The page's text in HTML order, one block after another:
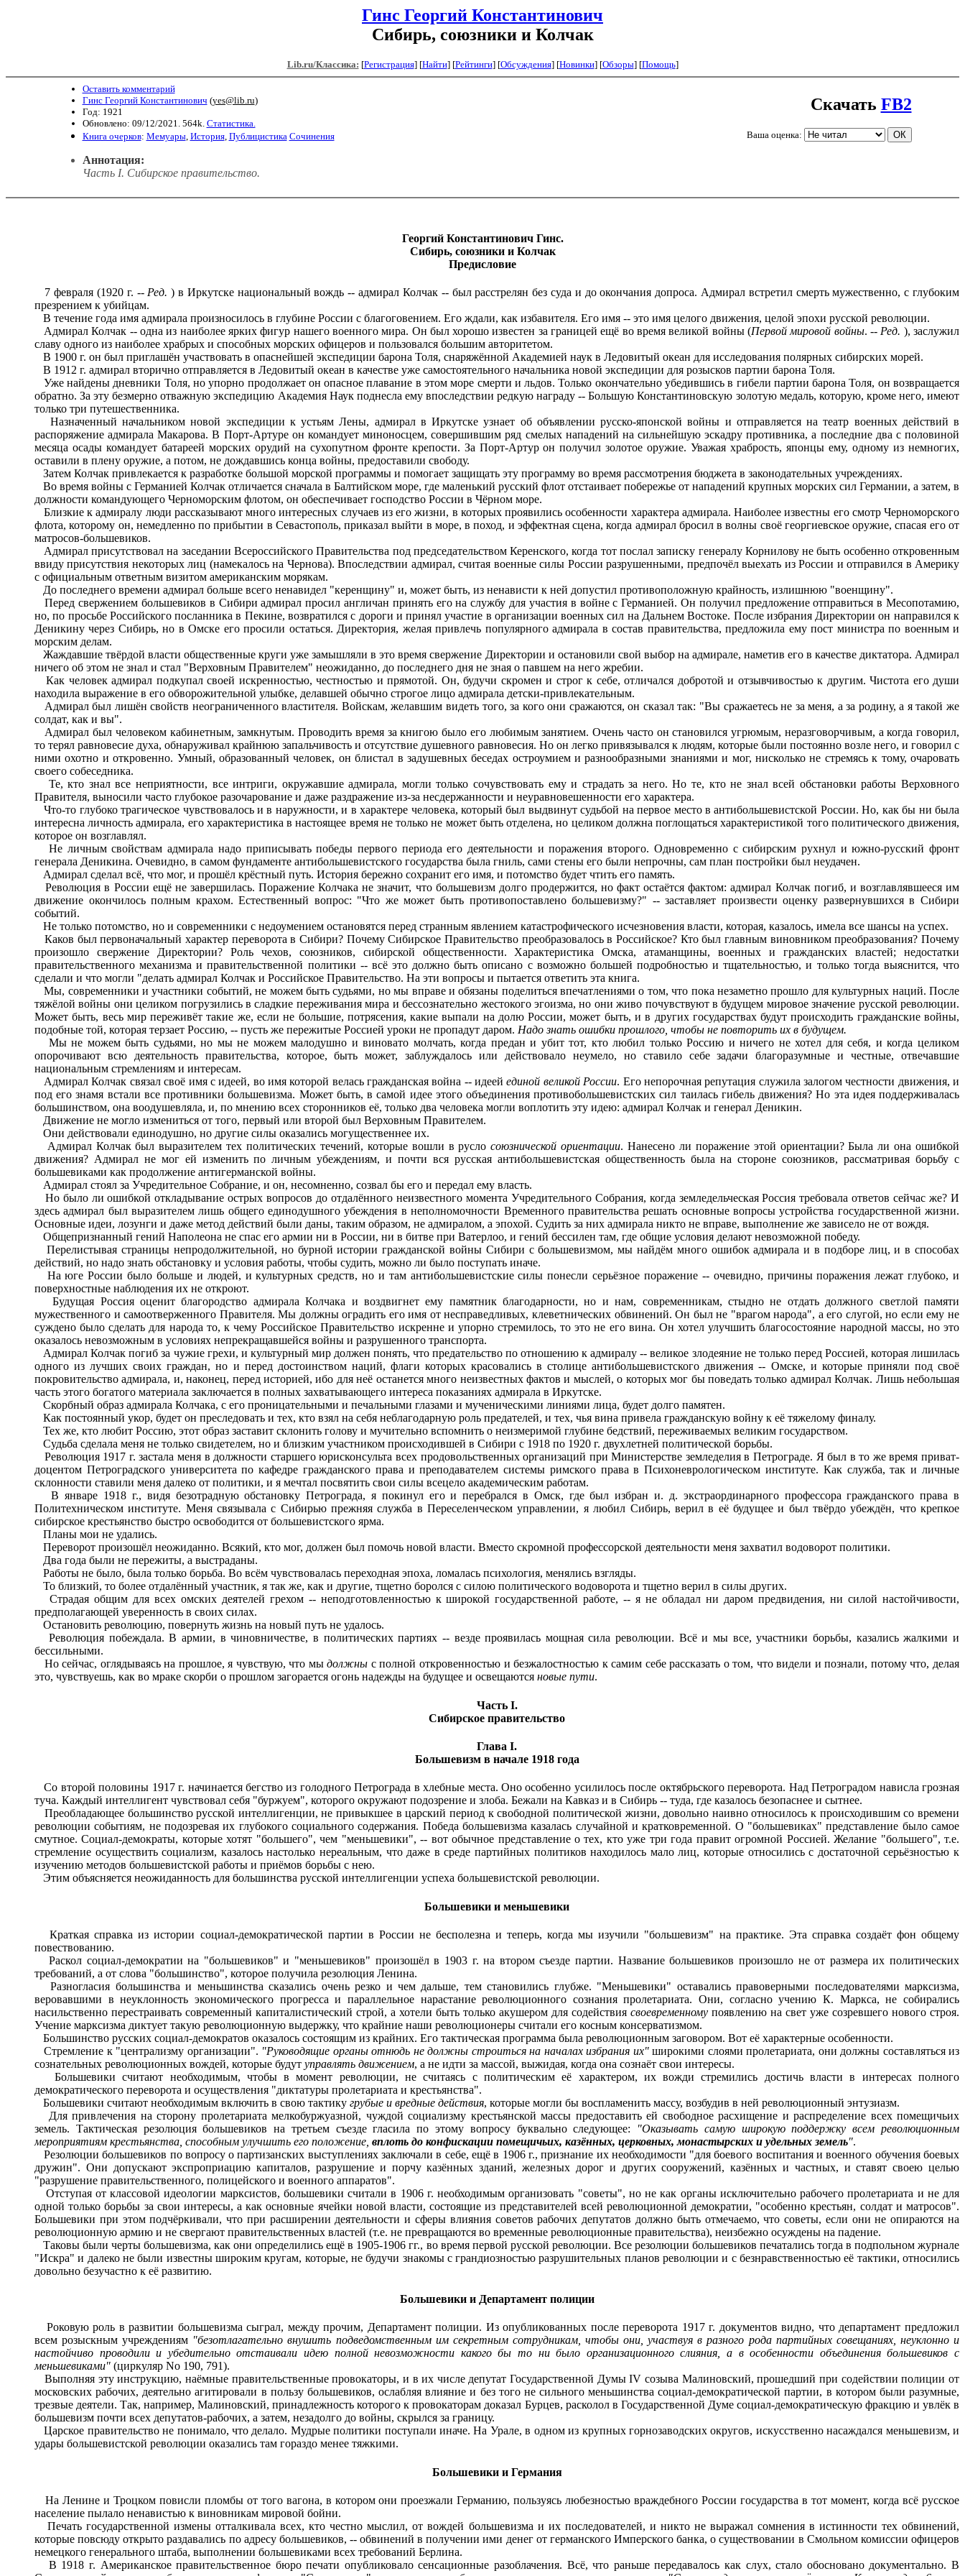
Гинс Георгий Константинович
Сибирь, союзники и Колчак
Lib.ru/Классика: [Регистрация] [Найти] [Рейтинги] [Обсуждения] [Новинки] [Обзоры] [Помощь]
Оставить комментарий
Гинс Георгий Константинович (yes@lib.ru)
Год: 1921
Обновлено: 09/12/2021. 564k. Статистика.
Книга очерков: Мемуары, История, Публицистика Сочинения
Скачать FB2
Ваша оценка:
Аннотация:
Часть I. Сибирское правительство.
Георгий Константинович Гинс.
Сибирь, союзники и Колчак
Предисловие
7 февраля (1920 г. --Ред. ) в Иркутске национальный вождь -- адмирал Колчак -- был расстрелян без суда и до окончания допроса. Адмирал встретил смерть мужественно, с глубоким
презрением к убийцам.
В течение года имя адмирала произносилось в глубине России с благоговением. Его ждали, как избавителя. Его имя -- это имя целого движения, целой эпохи русской революции.
Адмирал Колчак -- одна из наиболее ярких фигур нашего военного мира. Он был хорошо известен за границей ещё во время великой войны (Первой мировой войны. --Ред. ), заслужил
славу одного из наиболее храбрых и способных морских офицеров и пользовался большим авторитетом.
В 1900 г. он был приглашён участвовать в опаснейшей экспедиции барона Толя, снаряжённой Академией наук в Ледовитый океан для исследования полярных сибирских морей.
В 1912 г. адмирал вторично отправляется в Ледовитый океан в качестве уже самостоятельного начальника новой экспедиции для розысков партии барона Толя.
Уже найдены дневники Толя, но упорно продолжает он опасное плавание в этом море смерти и льдов. Только окончательно убедившись в гибели партии барона Толя, он возвращается
обратно. За эту безмерно отважную экспедицию Академия Наук поднесла ему впоследствии редкую награду -- Большую Константиновскую золотую медаль, которую, кроме него, имеют
только три путешественника.
Назначенный начальником новой экспедиции к устьям Лены, адмирал в Иркутске узнает об объявлении русско-японской войны и отправляется на театр военных действий в
распоряжение адмирала Макарова. В Порт-Артуре он командует миноносцем, совершившим ряд смелых нападений на сильнейшую эскадру противника, а последние два с половиной
месяца осады командует батареей морских орудий на сухопутном фронте крепости. За Порт-Артур он получил золотое оружие. Уважая храбрость, японцы ему, одному из немногих,
оставили в плену оружие, а потом, не дождавшись конца войны, предоставили свободу.
Затем Колчак привлекается к разработке большой морской программы и помогает защищать эту программу во время рассмотрения бюджета в законодательных учреждениях.
Во время войны с Германией Колчак отличается сначала в Балтийском море, где маленький русский флот отстаивает побережье от нападений крупных морских сил Германии, а затем, в
должности командующего Черноморским флотом, он обеспечивает господство России в Чёрном море.
Близкие к адмиралу люди рассказывают много интересных случаев из его жизни, в которых проявились особенности характера адмирала. Наиболее известны его смотр Черноморского
флота, которому он, немедленно по прибытии в Севастополь, приказал выйти в море, в поход, и эффектная сцена, когда адмирал бросил в волны своё георгиевское оружие, спасая его от
матросов-большевиков.
Адмирал присутствовал на заседании Всероссийского Правительства под председательством Керенского, когда тот послал записку генералу Корнилову не быть особенно откровенным
ввиду присутствия некоторых лиц (намекалось на Чернова). Впоследствии адмирал, считая военные силы России разрушенными, предпочёл выехать из России и отправился в Америку
с официальным ответным визитом американским морякам.
До последнего времени адмирал больше всего ненавидел "керенщину" и, может быть, из ненависти к ней допустил противоположную крайность, излишнюю "военщину".
Перед свержением большевиков в Сибири адмирал просил англичан принять его на службу для участия в войне с Германией. Он получил предложение отправиться в Месопотамию,
но, по просьбе Российского посланника в Пекине, возвратился с дороги и принял участие в организации военных сил на Дальнем Востоке. После избрания Директории он направился к
Деникину через Сибирь, но в Омске его просили остаться. Директория, желая привлечь популярного адмирала в состав правительства, предложила ему пост министра по военным и
морским делам.
Жаждавшие твёрдой власти общественные круги уже замышляли в это время свержение Директории и остановили свой выбор на адмирале, наметив его в качестве диктатора. Адмирал
ничего об этом не знал и стал "Верховным Правителем" неожиданно, до последнего дня не зная о павшем на него жребии.
Как человек адмирал подкупал своей искренностью, честностью и прямотой. Он, будучи скромен и строг к себе, отличался добротой и отзывчивостью к другим. Чистота его души
находила выражение в его обворожительной улыбке, делавшей обычно строгое лицо адмирала детски-привлекательным.
Адмирал был лишён свойств неограниченного властителя. Войскам, желавшим видеть того, за кого они сражаются, он сказал так: "Вы сражаетесь не за меня, а за родину, а я такой же
солдат, как и вы".
Адмирал был человеком кабинетным, замкнутым. Проводить время за книгою было его любимым занятием. Очень часто он становился угрюмым, неразговорчивым, а когда говорил,
то терял равновесие духа, обнаруживал крайнюю запальчивость и отсутствие душевного равновесия. Но он легко привязывался к людям, которые были постоянно возле него, и говорил с
ними охотно и откровенно. Умный, образованный человек, он блистал в задушевных беседах остроумием и разнообразными знаниями и мог, нисколько не стремясь к тому, очаровать
своего собеседника.
Те, кто знал все неприятности, все интриги, окружавшие адмирала, могли только сочувствовать ему и страдать за него. Но те, кто не знал всей обстановки работы Верховного
Правителя, выносили часто глубокое разочарование и даже раздражение из-за несдержанности и неуравновешенности его характера.
Что-то глубоко трагическое чувствовалось и в наружности, и в характере человека, который был выдвинут судьбой на первое место в антибольшевистской России. Но, как бы ни была
интересна личность адмирала, его характеристика в настоящее время не только не может быть отделена, но целиком должна поглощаться характеристикой того политического движения,
которое он возглавлял.
Не личным свойствам адмирала надо приписывать победы первого периода его деятельности и поражения второго. Одновременно с сибирским рухнул и южно-русский фронт
генерала Деникина. Очевидно, в самом фундаменте антибольшевистского государства была гниль, сами стены его были непрочны, сам план постройки был неудачен.
Адмирал сделал всё, что мог, и прошёл крёстный путь. История бережно сохранит его имя, и потомство будет чтить его память.
Революция в России ещё не завершилась. Поражение Колчака не значит, что большевизм долго продержится, но факт остаётся фактом: адмирал Колчак погиб, и возглавлявшееся им
движение окончилось полным крахом. Естественный вопрос: "Что же может быть противопоставлено большевизму?" -- заставляет произвести оценку развернувшихся в Сибири
событий.
Не только потомство, но и современники с недоумением остановятся перед странным явлением катастрофического исчезновения власти, которая, казалось, имела все шансы на успех.
Каков был первоначальный характер переворота в Сибири? Почему Сибирское Правительство преобразовалось в Российское? Кто был главным виновником преобразования? Почему
произошло свержение Директории? Роль чехов, союзников, сибирской общественности. Характеристика Омска, атаманщины, военных и гражданских властей; недостатки
правительственного механизма и правительственной политики -- всё это должно быть описано с возможно большей подробностью и тщательностью, и только тогда выяснится, что
сделали и что могли "делать адмирал Колчак и Российское Правительство. На эти вопросы и пытается ответить эта книга.
Мы, современники и участники событий, не можем быть судьями, но мы вправе и обязаны поделиться впечатлениями о том, что пока незаметно прошло для культурных наций. После
тяжёлой войны они целиком погрузились в сладкие переживания мира и бессознательно жестокого эгоизма, но они живо почувствуют в будущем мировое значение русской революции.
Может быть, весь мир переживёт такие же, если не большие, потрясения, какие выпали на долю России, может быть, и в других государствах будут происходить гражданские войны,
подобные той, которая терзает Россию, -- пусть же пережитые Россией уроки не пропадут даром. Надо знать ошибки прошлого, чтобы не повторить их в будущем.
Мы не можем быть судьями, но мы не можем малодушно и виновато молчать, когда предан и убит тот, кто любил только Россию и ничего не хотел для себя, и когда целиком
опорочивают всю деятельность правительства, которое, быть может, заблуждалось или действовало неумело, но ставило себе задачи благоразумные и честные, отвечавшие
национальным стремлениям и интересам.
Адмирал Колчак связал своё имя с идеей, во имя которой велась гражданская война -- идеейединой великой России. Его непорочная репутация служила залогом честности движения, и
под его знамя встали все противники большевизма. Может быть, в самой идее этого объединения противобольшевистских сил таилась гибель движения? Но эта идея поддерживалась
большинством, она воодушевляла, и, по мнению всех сторонников её, только два человека могли воплотить эту идею: адмирал Колчак и генерал Деникин.
Движение не могло измениться от того, первый или второй был Верховным Правителем.
Они действовали единодушно, но другие силы оказались могущественнее их.
Адмирал Колчак был выразителем тех политических течений, которые вошли в руслосоюзнической ориентации. Нанесено ли поражение этой ориентации? Была ли она ошибкой
движения? Адмирал не мог ей изменить по личным убеждениям, и почти вся русская антибольшевистская общественность была на стороне союзников, рассматривая борьбу с
большевиками как продолжение антигерманской войны.
Адмирал стоял за Учредительное Собрание, и он, несомненно, созвал бы его и передал ему власть.
Но было ли ошибкой откладывание острых вопросов до отдалённого неизвестного момента Учредительного Собрания, когда земледельческая Россия требовала ответов сейчас же? И
здесь адмирал был выразителем лишь общего единодушного убеждения в неполномочности Временного правительства решать основные вопросы устройства государственной жизни.
Основные идеи, лозунги и даже метод действий были даны, таким образом, не адмиралом, а эпохой. Судить за них адмирала никто не вправе, выполнение же зависело не от вождя.
Общепризнанный гений Наполеона не спас его армии ни в России, ни в битве при Ватерлоо, и гений бессилен там, где общие условия делают невозможной победу.
Перелистывая страницы непродолжительной, но бурной истории гражданской войны Сибири с большевизмом, мы найдём много ошибок адмирала и в подборе лиц, и в способах
действий, но надо знать обстановку и условия работы, чтобы судить, можно ли было поступать иначе.
На юге России было больше и людей, и культурных средств, но и там антибольшевистские силы понесли серьёзное поражение -- очевидно, причины поражения лежат глубоко, и
поверхностные наблюдения их не откроют.
Будущая Россия оценит благородство адмирала Колчака и воздвигнет ему памятник благодарности, но и нам, современникам, стыдно не отдать должного светлой памяти
мужественного и самоотверженного Правителя. Мы должны оградить его имя от несправедливых, клеветнических обвинений. Он был не "врагом народа", а его слугой, но если ему не
суждено было сделать для народа то, к чему Российское Правительство искренне и упорно стремилось, то это не его вина. Он хотел улучшить благосостояние народной массы, но это
оказалось невозможным в условиях непрекращавшейся войны и разрушенного транспорта.
Адмирал Колчак погиб за чужие грехи, и культурный мир должен понять, что предательство по отношению к адмиралу -- великое злодеяние не только перед Россией, которая лишилась
одного из лучших своих граждан, но и перед достоинством наций, флаги которых красовались в столице антибольшевистского движения -- Омске, и которые приняли под своё
покровительство адмирала, и, наконец, перед историей, ибо для неё останется много неизвестных фактов и мыслей, о которых мог бы поведать только адмирал Колчак. Лишь небольшая
часть этого богатого материала заключается в полных захватывающего интереса показаниях адмирала в Иркутске.
Скорбный образ адмирала Колчака, с его проницательными и печальными глазами и мученическими линиями лица, будет долго памятен.
Как постоянный укор, будет он преследовать и тех, кто взял на себя неблагодарную роль предателей, и тех, чья вина привела гражданскую войну к её тяжелому финалу.
Тех же, кто любит Россию, этот образ заставит склонить голову и мучительно вспомнить о неизмеримой глубине бедствий, переживаемых великим государством.
Судьба сделала меня не только свидетелем, но и близким участником происходившей в Сибири с 1918 по 1920 г. двухлетней политической борьбы.
Революция 1917 г. застала меня в должности старшего юрисконсульта всех продовольственных организаций при Министерстве земледелия в Петрограде. Я был в то же время приват-
доцентом Петроградского университета по кафедре гражданского права и преподавателем системы римского права в Психоневрологическом институте. Как служба, так и личные
склонности ставили меня далеко от политики, и я мечтал посвятить свои силы всецело академическим работам.
В январе 1918 г., видя безотрадную обстановку Петрограда, я покинул его и перебрался в Омск, где был избран и. д. экстраординарного профессора гражданского права в
Политехническом институте. Меня связывала с Сибирью прежняя служба в Переселенческом управлении, я любил Сибирь, верил в её будущее и был твёрдо убеждён, что крепкое
сибирское крестьянство быстро освободится от большевистского ярма.
Планы мои не удались.
Переворот произошёл неожиданно. Всякий, кто мог, должен был помочь новой власти. Вместо скромной профессорской деятельности меня захватил водоворот политики.
Два года были не пережиты, а выстраданы.
Работы не было, была только борьба. Во всём чувствовалась переходная эпоха, ломалась психология, менялись взгляды.
То близкий, то более отдалённый участник, я так же, как и другие, тщетно боролся с силою политического водоворота и тщетно верил в силы других.
Страдая общим для всех омских деятелей грехом -- неподготовленностью к широкой государственной работе, -- я не обладал ни даром предвидения, ни силой настойчивости,
предполагающей уверенность в своих силах.
Остановить революцию, повернуть жизнь на новый путь не удалось.
Революция побеждала. В армии, в чиновничестве, в политических партиях -- везде проявилась мощная сила революции. Всё и мы все, участники борьбы, казались жалкими и
бессильными.
Но сейчас, оглядываясь на прошлое, я чувствую, что мыдолжны с полной откровенностью и безжалостностью к самим себе рассказать о том, что видели и познали, потому что, делая
это, чувствуешь, как во мраке скорби о прошлом загорается огонь надежды на будущее и освещаются новые пути.
Часть I.
Сибирское правительство
Глава I.
Большевизм в начале 1918 года
Со второй половины 1917 г. начинается бегство из голодного Петрограда в хлебные места. Оно особенно усилилось после октябрьского переворота. Над Петроградом нависла грозная
туча. Каждый интеллигент чувствовал себя "буржуем", которого окружают подозрение и злоба. Бежали на Кавказ и в Сибирь -- туда, где казалось безопаснее и сытнее.
Преобладающее большинство русской интеллигенции, не привыкшее в царский период к свободной политической жизни, довольно наивно относилось к происходившим со времени
революции событиям, не подозревая их глубокого социального содержания. Победа большевизма казалась случайной и кратковременной. О "большевиках" представление было самое
смутное. Социал-демократы, которые хотят "большего", чем "меньшевики", -- вот обычное представление о тех, кто уже три года правит огромной Россией. Желание "большего", т.е.
стремление осуществить социализм, казалось настолько нереальным, что даже в среде партийных политиков находилось мало лиц, которые относились с достаточной серьёзностью к
изучению методов большевистской работы и приёмов борьбы с нею.
Этим объясняется неожиданность для большинства русской интеллигенции успеха большевистской революции.
Большевики и меньшевики
Краткая справка из истории социал-демократической партии в России не бесполезна и теперь, когда мы изучили "большевизм" на практике. Эта справка создаёт фон общему
повествованию.
Раскол социал-демократии на "большевиков" и "меньшевиков" произошёл в 1903 г. на втором съезде партии. Название большевиков произошло не от размера их политических
требований, а от слова "большинство", которое получила резолюция Ленина.
Разногласия большинства и меньшинства сказались очень резко и чем дальше, тем становились глубже. "Меньшевики" оставались правоверными последователями марксизма,
веровавшими в неуклонность экономического прогресса и параллельное нарастание революционного сознания пролетариата. Они, согласно учению К. Маркса, не собирались
насильственно перестраивать современный капиталистический строй, а хотели быть только акушером для содействия своевременному появлению на свет уже созревшего нового строя.
Учение марксизма диктует такую революционную выдержку, что крайние наши революционеры считали его косным консерватизмом.
Большинство русских социал-демократов оказалось состоящим из крайних. Его тактическая программа была революционным заговором. Вот её характерные особенности.
Стремление к "централизму организации". "Руководящие органы отнюдь не должны строиться на началах избрания их"широкими слоями пролетариата, они должны составляться из
сознательных революционных вождей, которые будут управлять движением, а не идти за массой, выжидая, когда она сознаёт свои интересы.
Большевики считают необходимым, чтобы в момент революции, не считаясь с политическим её характером, их вожди стремились достичь власти в интересах полного
демократического переворота и осуществления "диктатуры пролетариата и крестьянства".
Большевики считают необходимым включить в свою тактику грубые и вредные действия, которые могли бы воспламенить массу, возбудив в ней революционный энтузиазм.
Для привлечения на сторону пролетариата мелкобуржуазной, чуждой социализму крестьянской массы предоставить ей свободное расхищение и распределение всех помещичьих
земель. Тактическая резолюция большевиков на третьем съезде гласила по этому вопросу буквально следующее:
"Оказывать самую широкую поддержку всем революционным
мероприятиям крестьянства, способным улучшить его положение, вплоть до конфискации помещичьих, казённых, церковных, монастырских и удельных земель".
Резолюции большевиков по вопросу о партизанских выступлениях заключали в себе, ещё в 1906 г., признание их необходимости "для боевого воспитания и военного обучения боевых
дружин". Они допускают экспроприацию капиталов, разрушение и порчу казённых зданий, железных дорог и других сооружений, казённых и частных, и ставят своею целью
"разрушение правительственного, полицейского и военного аппаратов".
Отступая от классовой идеологии марксистов, большевики считали в 1906 г. необходимым организовать "советы", но не как органы исключительно рабочего пролетариата и не для
одной только борьбы за свои интересы, а как основные ячейки новой власти, состоящие из представителей всей революционной демократии, "особенно крестьян, солдат и матросов".
Большевики при этом подчёркивали, что при расширении деятельности и сферы влияния советов рабочих депутатов должно быть отмечаемо, что советы, если они не опираются на
революционную армию и не свергают правительственных властей (т.е. не превращаются во временные революционные правительства), неизбежно осуждены на падение.
Таковы были черты большевизма, как они определились ещё в 1905-1906 гг., во время первой русской революции. Все резолюции большевиков печатались тогда в подпольном журнале
"Искра" и далеко не были известны широким кругам, которые, не будучи знакомы с грандиозностью разрушительных планов революции и с безнравственностью её тактики, относились
довольно безучастно к её развитию.
Большевики и Департамент полиции
Роковую роль в развитии большевизма сыграл, между прочим, Департамент полиции. Из опубликованных после переворота 1917 г. документов видно, что департамент предложил
всем розыскным учреждениям "безотлагательно внушить подведомственным им секретным сотрудникам, чтобы они, участвуя в разного рода партийных совещаниях, неуклонно и
настойчиво проводили и убедительно отстаивали идею полной невозможности какого бы то ни было организационного слияния, а в особенности объединения большевиков с
меньшевиками" (циркуляр No 190, 791).
Выполняя эту инструкцию, наёмные правительственные провокаторы, и в их числе депутат Государственной Думы IV созыва Малиновский, прошедший при содействии полиции от
московских рабочих, деятельно агитировали в пользу большевиков, ослабляя влияние и без того не сильного меньшинства социал-демократической партии, в котором были разумные,
трезвые деятели. Так, например, Малиновский, принадлежность которого к провокаторам доказал Бурцев, расколол в Государственной Думе социал-демократическую фракцию и увлёк в
большевизм почти всех депутатов-рабочих, а затем, незадолго до войны, скрылся за границу.
Царское правительство не понимало, что делало. Мудрые политики поступали иначе. На Урале, в одном из крупных горнозаводских округов, искусственно насаждался меньшевизм, и
удары большевистской революции оказались там гораздо менее тяжкими.
Большевики и Германия
На Ленине и Троцком повисли пломбы от того вагона, в котором они проезжали Германию, пользуясь любезностью враждебного России государства в тот момент, когда всё русское
население пылало ненавистью к виновникам мировой бойни.
Печать государственной измены отталкивала всех, кто честно мыслил, от вождей большевизма и их последователей, и никто не выражал сомнения в истинности тех обвинений,
которые повсюду открыто раздавались по адресу большевиков, -- обвинений в получении ими денег от германского Имперского банка, о существовании в Смольном комиссии офицеров
немецкого генерального штаба, выполнении большевиками всех требований Берлина.
В 1918 г. Американское правительственное бюро печати опубликовало сенсационные разоблачения. Всё, что раньше передавалось как слух, стало обосновано документально. В